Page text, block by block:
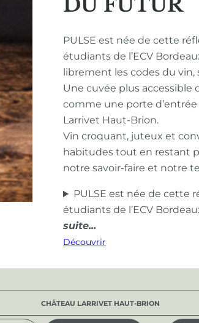
PULSE est née de cette
étudiants de l’ECV
librement les codes du vin,
Une cuvée plus accessible
comme une porte d’entrée
Larrivet Haut-Brion.
Vin croquant, juteux et
habitudes tout en restant
notre savoir-faire et notre
PULSE est née de cette
étudiants de l’ECV
Découvrir
CHÂTEAU LARRIVET HAUT-BRION